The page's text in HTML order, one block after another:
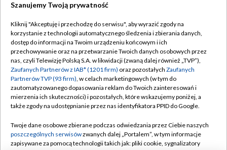
TVP
Abonament TVP
Emisja w TVP
Centrum informacji TVP
Naziemna Telewizja Cyfrowa
Rada Programowa
Regulamin TVP
Polityka prywatności
Moje zgody
Pomoc
Kontakt
Szanujemy Twoją prywatność
Kliknij "Akceptuję i przechodzę do serwisu", aby wyrazić zgody na
korzystanie z technologii automatycznego śledzenia i zbierania danych,
dostęp do informacji na Twoim urządzeniu końcowym i ich
przechowywanie oraz na przetwarzanie Twoich danych osobowych przez
nas, czyli Telewizję Polską S.A. w likwidacji (zwaną dalej również „TVP”),
Zaufanych Partnerów z IAB* (1201 firm) oraz pozostałych Zaufanych
Partnerów TVP (93 firm), w celach marketingowych (w tym do
zautomatyzowanego dopasowania reklam do Twoich zainteresowań i
mierzenia ich skuteczności) i pozostałych, które wskazujemy poniżej, a
także zgody na udostępnianie przez nas identyfikatora PPID do Google.
Twoje dane osobowe zbierane podczas odwiedzania przez Ciebie naszych
poszczególnych serwisówzwanych dalej „Portalem”, w tym informacje
zapisywane za pomocą technologii takich jak: pliki cookie, sygnalizatory